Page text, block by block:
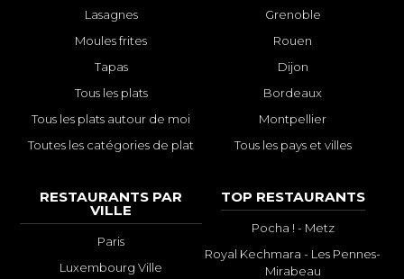
Lasagnes
Moules frites
Tapas
Tous les plats
Tous les plats autour de moi
Toutes les catégories de plat
Grenoble
Rouen
Dijon
Bordeaux
Montpellier
Tous les pays et villes
RESTAURANTS PAR
VILLE
Paris
Luxembourg Ville
TOP RESTAURANTS
Pocha ! - Metz
Royal Kechmara - Les Pennes-
Mirabeau